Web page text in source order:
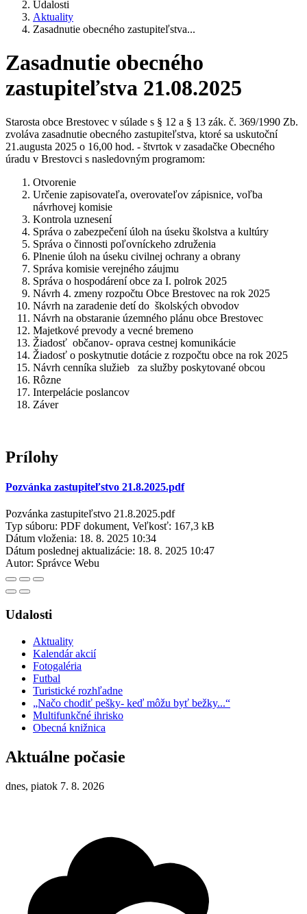
Udalosti
Aktuality
Zasadnutie obecného zastupiteľstva...
Zasadnutie obecného
zastupiteľstva 21.08.2025
Starosta obce Brestovec v súlade s § 12 a § 13 zák. č. 369/1990 Zb.
zvoláva zasadnutie obecného zastupiteľstva, ktoré sa uskutoční
21.augusta 2025 o 16,00 hod. - štvrtok v zasadačke Obecného
úradu v Brestovci s nasledovným programom:
Otvorenie
Určenie zapisovateľa, overovateľov zápisnice, voľba
návrhovej komisie
Kontrola uznesení
Správa o zabezpečení úloh na úseku školstva a kultúry
Správa o činnosti poľovníckeho združenia
Plnenie úloh na úseku civilnej ochrany a obrany
Správa komisie verejného záujmu
Správa o hospodárení obce za I. polrok 2025
Návrh 4. zmeny rozpočtu Obce Brestovec na rok 2025
Návrh na zaradenie detí do školských obvodov
Návrh na obstaranie územného plánu obce Brestovec
Majetkové prevody a vecné bremeno
Žiadosť občanov- oprava cestnej komunikácie
Žiadosť o poskytnutie dotácie z rozpočtu obce na rok 2025
Návrh cenníka služieb za služby poskytované obcou
Rôzne
Interpelácie poslancov
Záver
Prílohy
Pozvánka zastupiteľstvo 21.8.2025.pdf
Pozvánka zastupiteľstvo 21.8.2025.pdf
Typ súboru: PDF dokument, Veľkosť: 167,3 kB
Dátum vloženia: 18. 8. 2025 10:34
Dátum poslednej aktualizácie: 18. 8. 2025 10:47
Autor: Správce Webu
Udalosti
Aktuality
Kalendár akcií
Fotogaléria
Futbal
Turistické rozhľadne
„Načo chodiť pešky- keď môžu byť bežky...“
Multifunkčné ihrisko
Obecná knižnica
Aktuálne počasie
dnes, piatok 7. 8. 2026